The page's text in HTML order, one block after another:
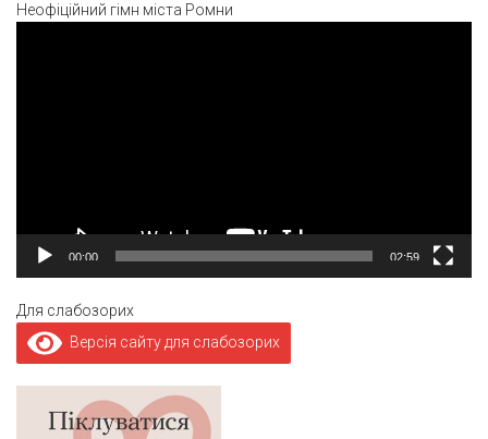
Неофіційний гімн міста Ромни
00:00 02:59
Для слабозорих
Версія сайту для слабозорих